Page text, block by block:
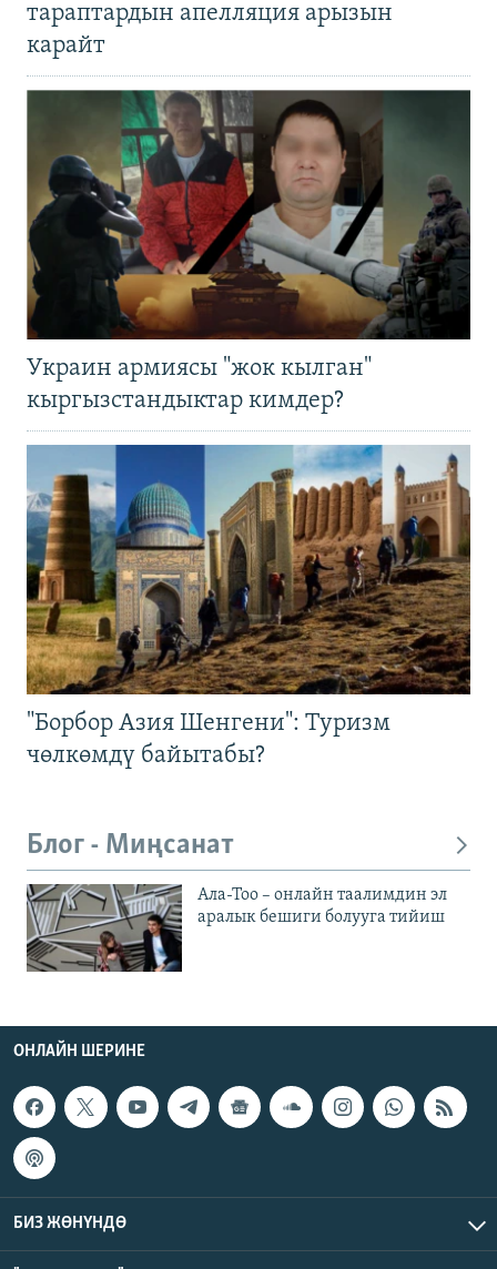
тараптардын апелляция арызын
карайт
Украин армиясы "жок кылган"
кыргызстандыктар кимдер?
"Борбор Азия Шенгени": Туризм
чөлкөмдү байытабы?
Блог - Миңсанат
Ала-Тоо – онлайн таалимдин эл
аралык бешиги болууга тийиш
ОНЛАЙН ШЕРИНЕ
БИЗ ЖӨНҮНДӨ